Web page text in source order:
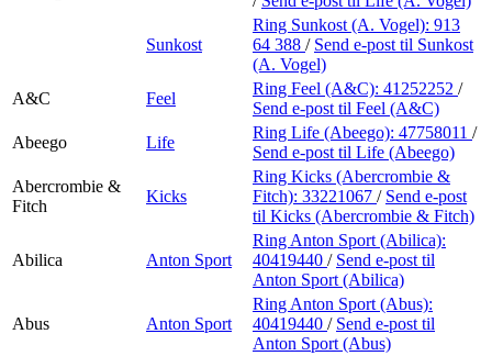
Best på serviceSunkost
Ring Sunkost (A. Vogel): 913
64 388 / Send e-post til Sunkost
(A. Vogel)
A&C
Feel
Ring Feel (A&C): 41252252 /
Send e-post til Feel (A&C)
Abeego
Life
Ring Life (Abeego): 47758011 /
Send e-post til Life (Abeego)
Abercrombie &
Fitch
Kicks
Ring Kicks (Abercrombie &
Fitch): 33221067 / Send e-post
til Kicks (Abercrombie & Fitch)
Abilica Anton Sport
Ring Anton Sport (Abilica):
40419440 / Send e-post til
Anton Sport (Abilica)
Abus Anton Sport
Ring Anton Sport (Abus):
40419440 / Send e-post til
Anton Sport (Abus)